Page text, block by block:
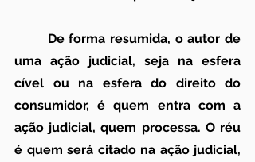
uma ação judicial, seja na esfera
cível ou na esfera do direito do
consumidor, é quem entra com a
ação judicial, quem processa. O réu
é quem será citado na ação judicial,